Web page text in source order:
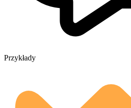
Przykłady